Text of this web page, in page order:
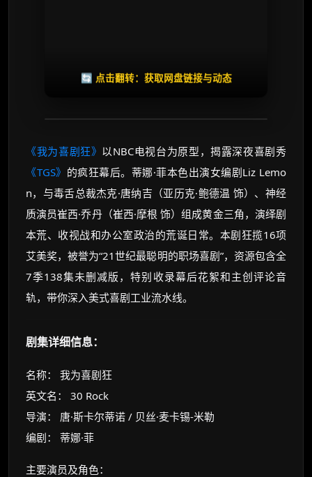
🔄 点击翻转：获取网盘链接与动态
《我为喜剧狂》 以NBC电视台为原型，揭露深夜喜剧秀
《TGS》 的疯狂幕后。蒂娜·菲本色出演女编剧Liz Lemo
n，与毒舌总裁杰克·唐纳吉（亚历克·鲍德温 饰）、神经
质演员崔西·乔丹（崔西·摩根 饰）组成黄金三角，演绎剧
本荒、收视战和办公室政治的荒诞日常。本剧狂揽16项
艾美奖，被誉为“21世纪最聪明的职场喜剧”，资源包含全
7季138集未删减版，特别收录幕后花絮和主创评论音
轨，带你深入美式喜剧工业流水线。
剧集详细信息：
名称： 我为喜剧狂
英文名： 30 Rock
导演： 唐·斯卡尔蒂诺 / 贝丝·麦卡锡-米勒
编剧： 蒂娜·菲
主要演员及角色：